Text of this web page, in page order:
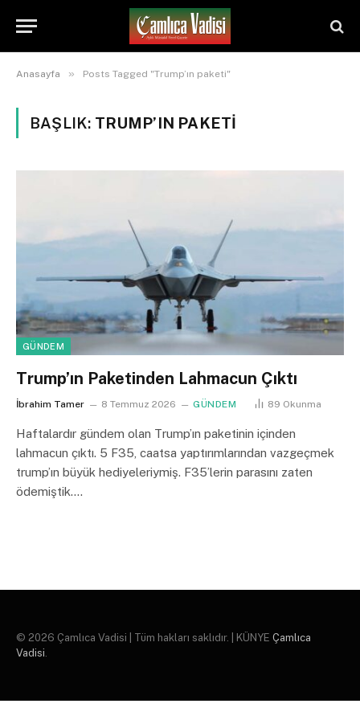
Anasayfa » Posts Tagged "Trump’ın paketi"
BAŞLIK: TRUMP’IN PAKETI
GÜNDEM
Trump’ın Paketinden Lahmacun Çıktı
İbrahim Tamer 8 Temmuz 2026 GÜNDEM 89 Okunma
Haftalardır gündem olan Trump’ın paketinin içinden
lahmacun çıktı. 5 F35, caatsa yaptırımlarından vazgeçmek
trump’ın büyük hediyeleriymiş. F35’lerin parasını zaten
ödemiştik.…
© 2026 Çamlıca Vadisi | Tüm hakları saklıdır. | KÜNYE Çamlıca
Vadisi